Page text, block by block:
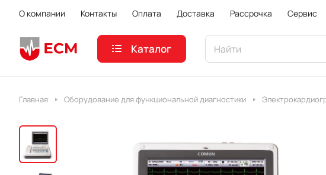
О компании Контакты Оплата Доставка Рассрочка Сервис
Каталог
Главная Оборудование для функциональной диагностики